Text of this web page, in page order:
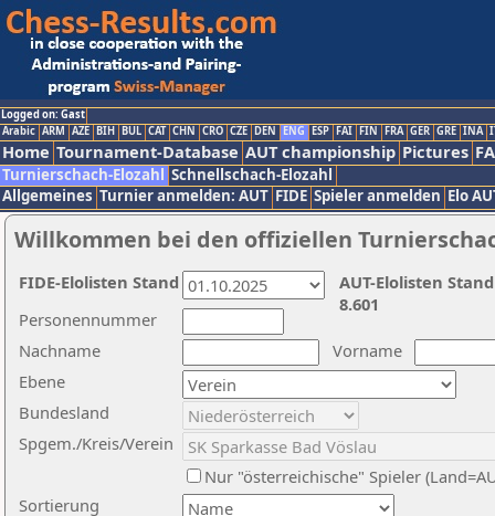
Logged on: Gast
Arabic ARM AZE BIH BUL CAT CHN CRO CZE DEN ENG ESP FAI FIN FRA GER GRE INA
Home Tournament-Database AUT championship Pictures
Turnierschach-Elozahl Schnellschach-Elozahl
Allgemeines Turnier anmelden: AUT FIDE Spieler anmelden Elo
Willkommen bei den offiziellen
Nachname
Vorname
Ebene
Sortierung
Personennummer
Bundesland
Spgem./Kreis/Verein
Nur "österreichische" Spieler
AUT-Elolisten
8.601
FIDE-Elolisten Stand